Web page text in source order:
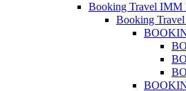
Booking Travel
Booking